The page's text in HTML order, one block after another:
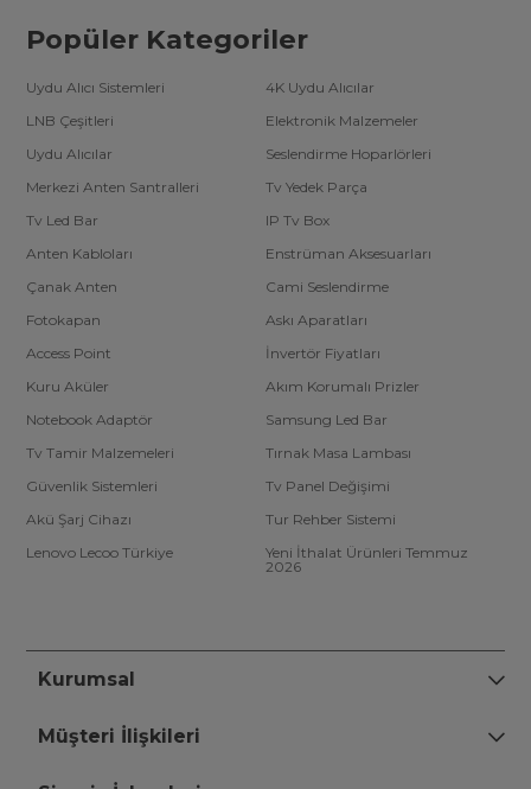
Popüler Kategoriler
Uydu Alıcı Sistemleri
4K Uydu Alıcılar
LNB Çeşitleri
Elektronik Malzemeler
Uydu Alıcılar
Seslendirme Hoparlörleri
Merkezi Anten Santralleri
Tv Yedek Parça
Tv Led Bar
IP Tv Box
Anten Kabloları
Enstrüman Aksesuarları
Çanak Anten
Cami Seslendirme
Fotokapan
Askı Aparatları
Access Point
İnvertör Fiyatları
Kuru Aküler
Akım Korumalı Prizler
Notebook Adaptör
Samsung Led Bar
Tv Tamir Malzemeleri
Tırnak Masa Lambası
Güvenlik Sistemleri
Tv Panel Değişimi
Akü Şarj Cihazı
Tur Rehber Sistemi
Lenovo Lecoo Türkiye
Yeni İthalat Ürünleri Temmuz
2026
Kurumsal
Müşteri İlişkileri